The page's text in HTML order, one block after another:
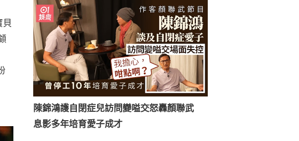
陳錦鴻護自閉症兒訪問變嗌交怒轟顏聯武
息影多年培育愛子成才